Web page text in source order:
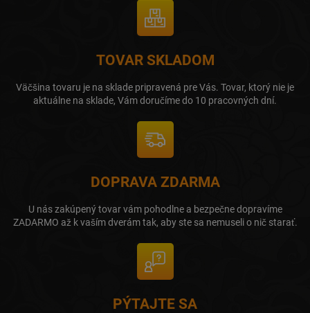
TOVAR SKLADOM
Väčšina tovaru je na sklade pripravená pre Vás. Tovar, ktorý nie je
aktuálne na sklade, Vám doručíme do 10 pracovných dní.
DOPRAVA ZDARMA
U nás zakúpený tovar vám pohodlne a bezpečne dopravíme
ZADARMO až k vaším dverám tak, aby ste sa nemuseli o nič starať.
PÝTAJTE SA